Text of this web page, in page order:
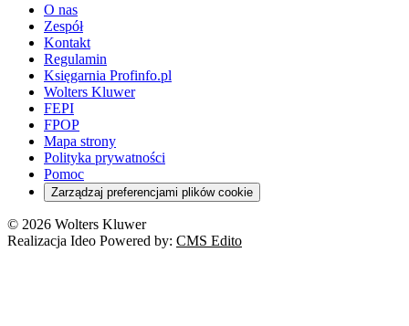
O nas
Zespół
Kontakt
Regulamin
Księgarnia Profinfo.pl
Wolters Kluwer
FEPI
FPOP
Mapa strony
Polityka prywatności
Pomoc
Zarządzaj preferencjami plików cookie
© 2026 Wolters Kluwer
Realizacja Ideo Powered by: CMS Edito